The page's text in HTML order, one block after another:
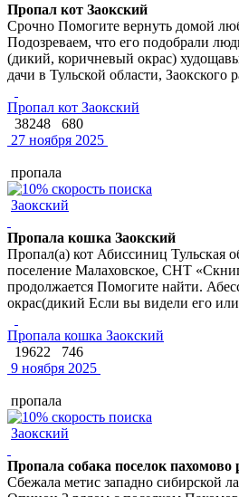
Пропал кот Заокский
Срочно Помогите вернуть домой
Подозреваем, что его подобрали
(дикий, коричневый окрас)
дачи в Тульской области, Заокского
Пропал кот Заокский
38248
680
27 ноября 2025
пропала
Заокский
Пропала кошка Заокский
Пропал(а) кот Абиссиниц Тульская
поселение Малаховское, СНТ
продолжается Помогите найти.
окрас(дикий Если вы видели его или
Пропала кошка Заокский
19622
746
9 ноября 2025
пропала
Заокский
Пропала собака поселок пахомово
Сбежала метис западно сибирской